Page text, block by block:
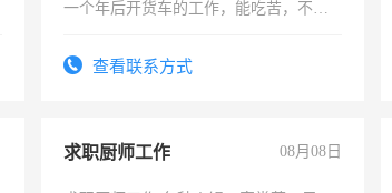
一个年后开货车的工作，能吃苦，不怕
查看联系方式
求职厨师工作 08月08日